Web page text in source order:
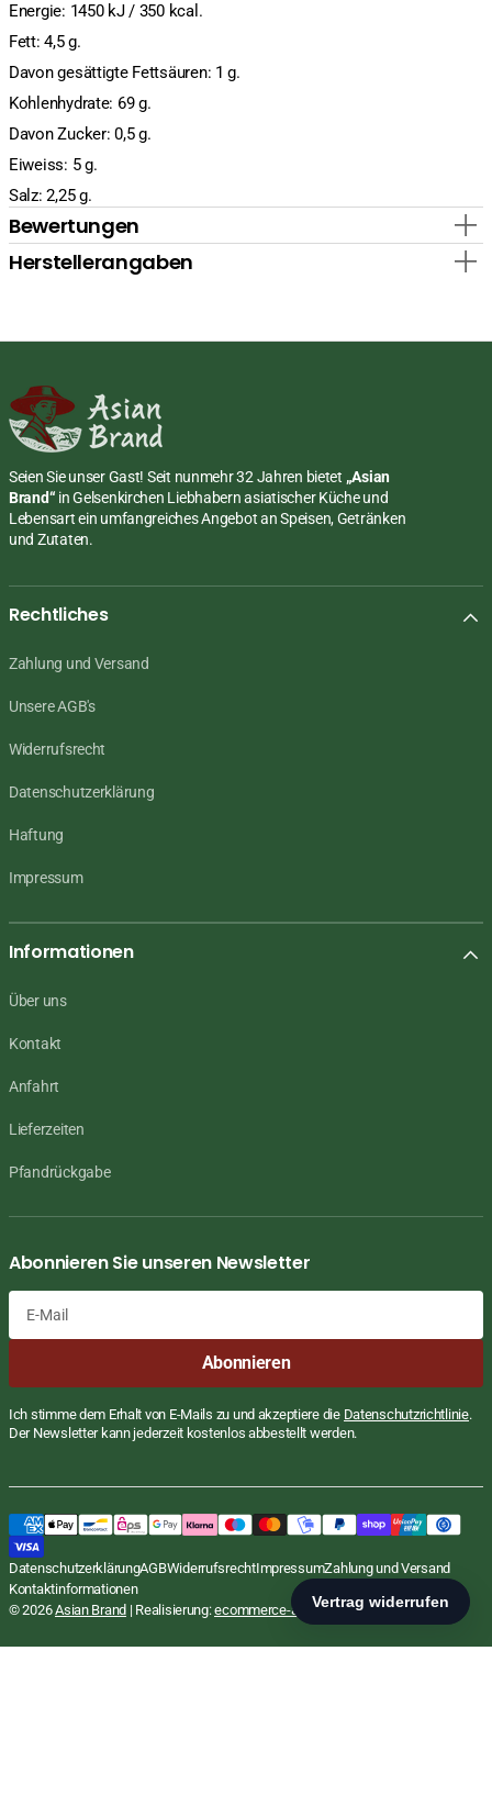
japanische Reiskraecker, Chilli Mais Kaese
inkl. MwSt., zzgl.Versand
Regulärer
Preis
€1,99
EUR
PRO
KG
In den Warenkorb
Energie: 1450 kJ / 350 kcal.
Fett: 4,5 g.
Davon gesättigte Fettsäuren: 1 g.
Kohlenhydrate: 69 g.
Davon Zucker: 0,5 g.
Eiweiss: 5 g.
Salz: 2,25 g.
Bewertungen
Herstellerangaben
Seien Sie unser Gast! Seit nunmehr 32 Jahren bietet „Asian
Brand“ in Gelsenkirchen Liebhabern asiatischer Küche und
Lebensart ein umfangreiches Angebot an Speisen, Getränken
und Zutaten.
Rechtliches
Zahlung und Versand
Unsere AGB's
Widerrufsrecht
Datenschutzerklärung
Haftung
Impressum
Informationen
Über uns
Kontakt
Anfahrt
Lieferzeiten
Pfandrückgabe
Abonnieren Sie unseren Newsletter
Abonnieren
Ich stimme dem Erhalt von E-Mails zu und akzeptiere die Datenschutzrichtlinie.
Der Newsletter kann jederzeit kostenlos abbestellt werden.
DatenschutzerklärungAGBWiderrufsrechtImpressumZahlung und Versand
Kontaktinformationen
© 2026Asian Brand | Realisierung:ecommerce-agentur.net